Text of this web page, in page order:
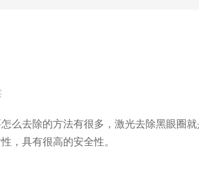
去除的方法有很多，激光去除黑眼圈就
，具有很高的安全性。